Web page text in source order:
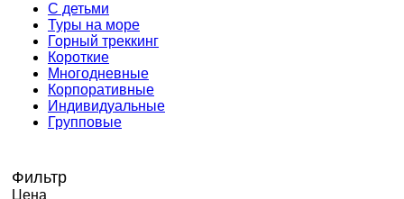
С детьми
Туры на море
Горный треккинг
Короткие
Многодневные
Корпоративные
Индивидуальные
Групповые
Фильтр
Цена